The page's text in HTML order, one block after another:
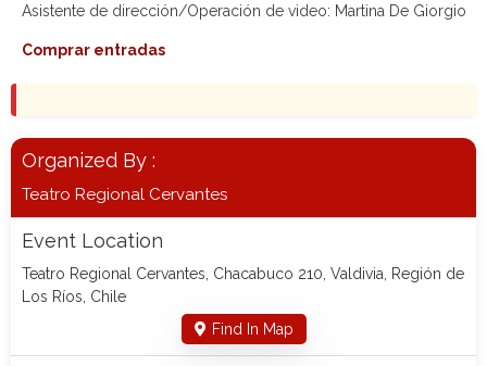
Asistente de dirección/Operación de video: Martina De Giorgio
Comprar entradas
Organized By :
Teatro Regional Cervantes
Event Location
Teatro Regional Cervantes, Chacabuco 210, Valdivia, Región de
Los Ríos, Chile
Find In Map